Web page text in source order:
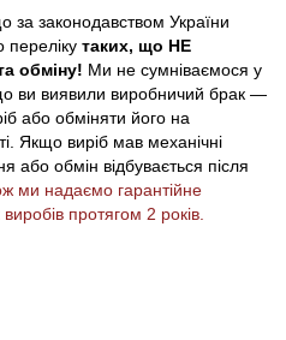
законодавством України
переліку таких, що НЕ
обміну! Ми не сумніваємося у
ви виявили виробничий брак —
або обміняти його на
Якщо виріб мав механічні
обмін відбувається після
ми надаємо гарантійне
протягом 2 років.